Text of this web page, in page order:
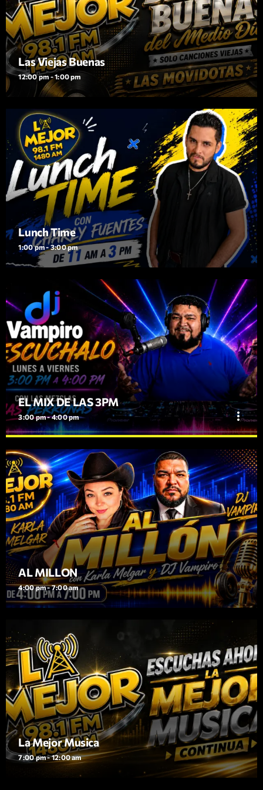
Las Viejas Buenas
12:00 pm - 1:00 pm
Lunch Time
1:00 pm - 3:00 pm
EL MIX DE LAS 3PM
3:00 pm - 4:00 pm more_vert
EL MIX DE LAS 3PM
LAS MEJORES MEXKLAS CON DJ VAMPIRO LUNES A
VIERNES
close
AL MILLON
4:00 pm - 7:00 am
La Mejor Musica
7:00 pm - 12:00 am